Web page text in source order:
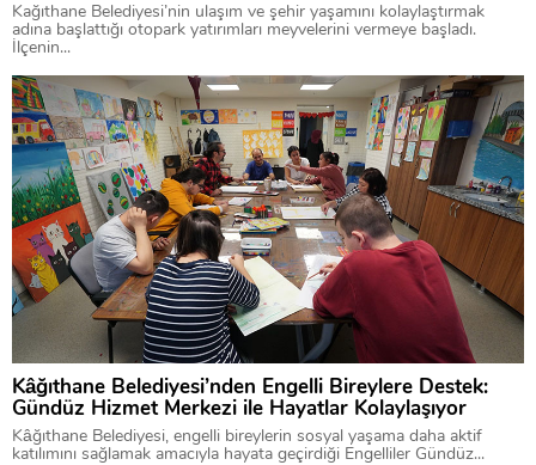
Kağıthane Belediyesi’nin ulaşım ve şehir yaşamını kolaylaştırmak
adına başlattığı otopark yatırımları meyvelerini vermeye başladı.
İlçenin...
Kâğıthane Belediyesi’nden Engelli Bireylere Destek:
Gündüz Hizmet Merkezi ile Hayatlar Kolaylaşıyor
Kâğıthane Belediyesi, engelli bireylerin sosyal yaşama daha aktif
katılımını sağlamak amacıyla hayata geçirdiği Engelliler Gündüz...